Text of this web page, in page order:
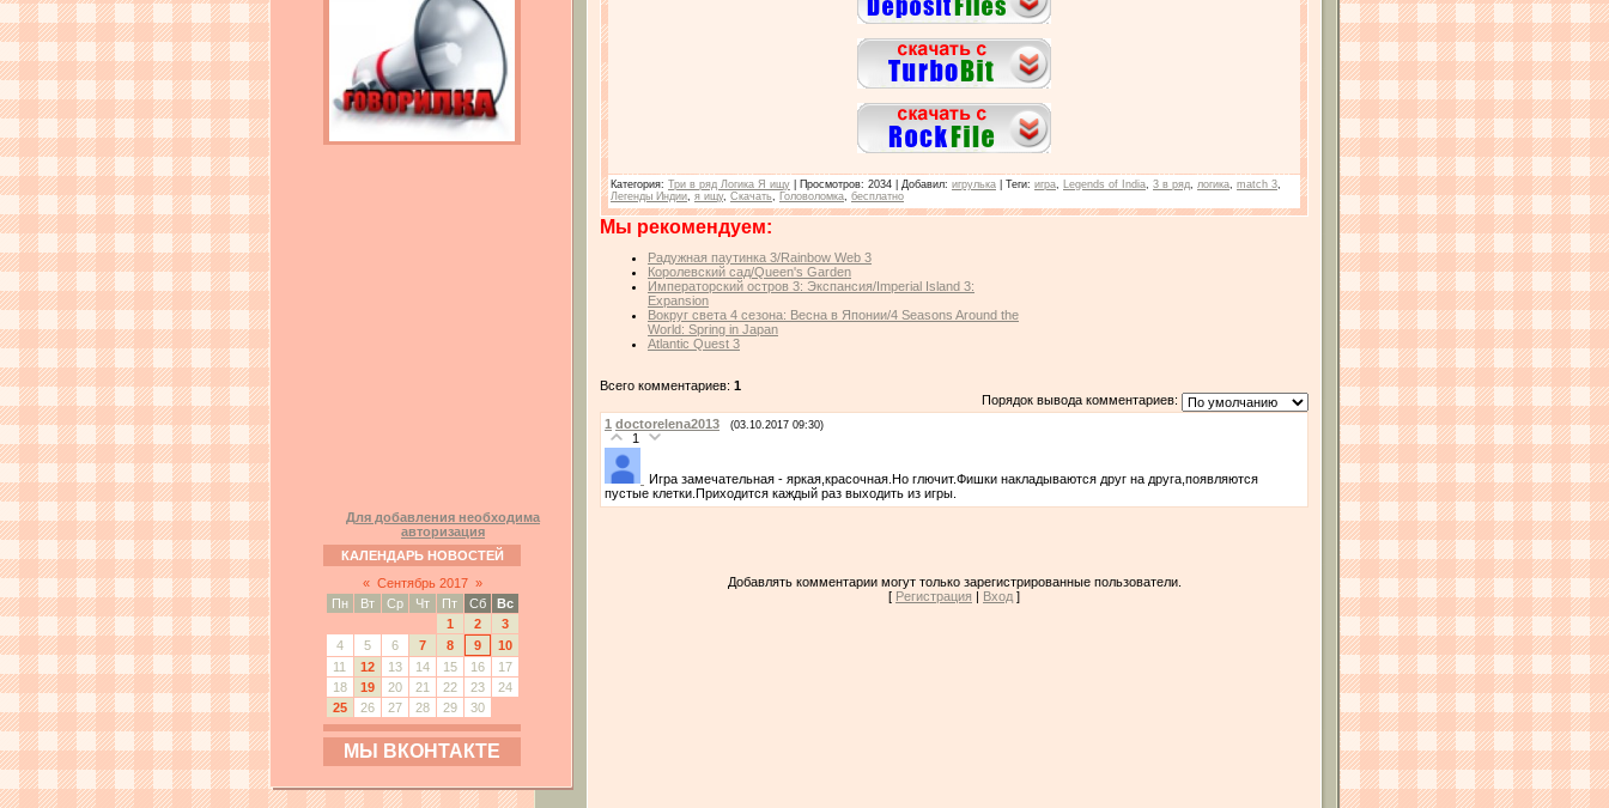
Для добавления необходима
авторизация
КАЛЕНДАРЬ НОВОСТЕЙ
« Сентябрь 2017 »
Пн
Вт Ср Чт Пт Сб
Вс
1
2
3
4
5 6 7 8 9
10
11
12 13 14 15 16
17
18
19 20 21 22 23
24
25
26 27 28 29 30
МЫ ВКОНТАКТЕ
Категория: Три в ряд Логика Я ищу Просмотров: 2034 | Добавил: игрулька Теги: игра Legends of India 3 в ряд логика match 3
Легенды Индии я ищу, Скачать Головоломка бесплатно
Мы рекомендуем:
Радужная паутинка 3/Rainbow Web 3
Королевский сад/Queen's Garden
Императорский остров 3: Экспансия/Imperial Island 3:
Expansion
Вокруг света 4 сезона: Весна в Японии/4 Seasons Around the
World: Spring in Japan
Atlantic Quest 3
Всего комментариев: 1
Порядок вывода комментариев:
1 doctorelena2013 (03.10.2017 09:30)
1
Игра замечательная - яркая,красочная.Но глючит.Фишки накладываются друг на друга,появляются
пустые клетки.Приходится каждый раз выходить из игры.
Добавлять комментарии могут только зарегистрированные пользователи.
[ Регистрация | Вход ]